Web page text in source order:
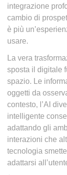
integrazione
cambio di
è più
usare.
La vera
sposta il digitale
spazio. Le
oggetti da
contesto, l’AI
intelligente
adattando gli
interazioni che
tecnologia
adattarsi